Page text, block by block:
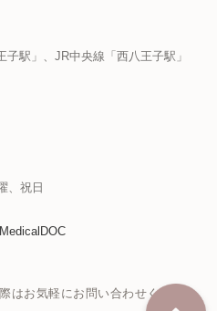
駅」、JR中央線「西八王子駅」
、祝日
はお気軽にお問い合わせくださ